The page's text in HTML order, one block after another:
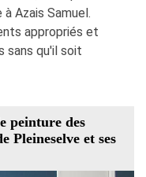
Azais Samuel.
appropriés et
sans qu'il soit
peinture des
Pleineselve et ses